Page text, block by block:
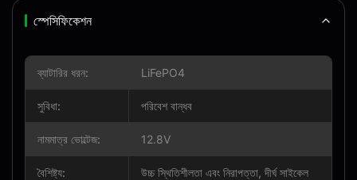
স্পেসিফিকেশন
ব্যাটারির ধরন: LiFePO4
সুবিধা: পরিবেশ বান্ধব
নামমাত্র ভোল্টেজ: 12.8V
বৈশিষ্ট্য:
উচ্চ স্থিতিশীলতা এবং নিরাপত্তা, দীর্ঘ সাইকেল